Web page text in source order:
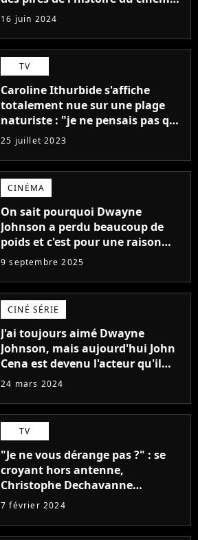
"L'un des films les plus
médiocres jamais réalisés"
16 juin 2024
TV
Caroline Ithurbide s'affiche
totalement nue sur une plage
naturiste : "je ne pensais pas que
j'arriverais à le faire..."
25 juillet 2023
CINÉMA
On sait pourquoi Dwayne
Johnson a perdu beaucoup de
poids et c'est pour une raison
importante
9 septembre 2025
CINÉ SÉRIE
J'ai toujours aimé Dwayne
Johnson, mais aujourd'hui John
Cena est devenu l'acteur qu'il
rêvait d'être (et Ricky Stanicky le
24 mars 2024
TV
"Je ne vous dérange pas ?" : se
croyant hors antenne,
Christophe Dechavanne
embarrasse Emilie Tran Nguyen
7 février 2024